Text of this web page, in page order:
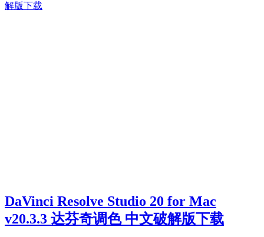
DaVinci Resolve Studio 20 for Mac
v20.3.3 达芬奇调色 中文破解版下载